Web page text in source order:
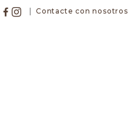
Contacte con nosotros